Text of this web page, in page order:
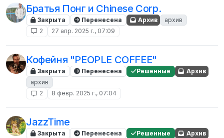
Братья Понг и Chinese Corp.
Закрыта Перенесена Архив
архив
2
27 апр. 2025 г., 07:09
Кофейня "PEOPLE COFFEE"
Закрыта Перенесена Решенные
Архив
архив
2
8 февр. 2025 г., 07:04
JazzTime
Закрыта Перенесена Решенные
Архив